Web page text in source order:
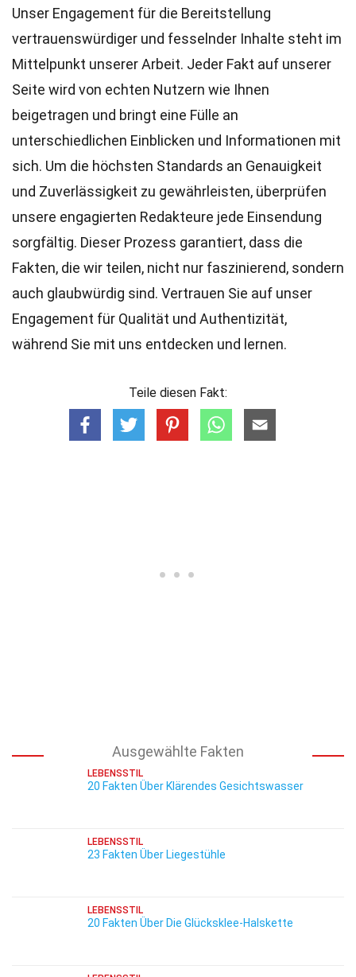
Unser Engagement für die Bereitstellung
vertrauenswürdiger und fesselnder Inhalte steht im
Mittelpunkt unserer Arbeit. Jeder Fakt auf unserer
Seite wird von echten Nutzern wie Ihnen
beigetragen und bringt eine Fülle an
unterschiedlichen Einblicken und Informationen mit
sich. Um die höchsten Standards an Genauigkeit
und Zuverlässigkeit zu gewährleisten, überprüfen
unsere engagierten Redakteure jede Einsendung
sorgfältig. Dieser Prozess garantiert, dass die
Fakten, die wir teilen, nicht nur faszinierend, sondern
auch glaubwürdig sind. Vertrauen Sie auf unser
Engagement für Qualität und Authentizität,
während Sie mit uns entdecken und lernen.
Teile diesen Fakt:
Ausgewählte Fakten
LEBENSSTIL
20 Fakten Über Klärendes Gesichtswasser
LEBENSSTIL
23 Fakten Über Liegestühle
LEBENSSTIL
20 Fakten Über Die Glücksklee-Halskette